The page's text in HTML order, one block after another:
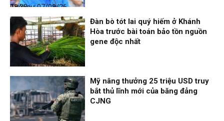
Thời sự
07/08/26, 08:38
Thời sự
06/08/26, 19:09
Đàn bò tót lai quý hiếm ở Khánh
Hòa trước bài toán bảo tồn nguồn
gene độc nhất
Mỹ nâng thưởng 25 triệu USD truy
bắt thủ lĩnh mới của băng đảng
CJNG